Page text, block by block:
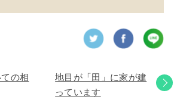
の相
地目が「田」に家が建
っています